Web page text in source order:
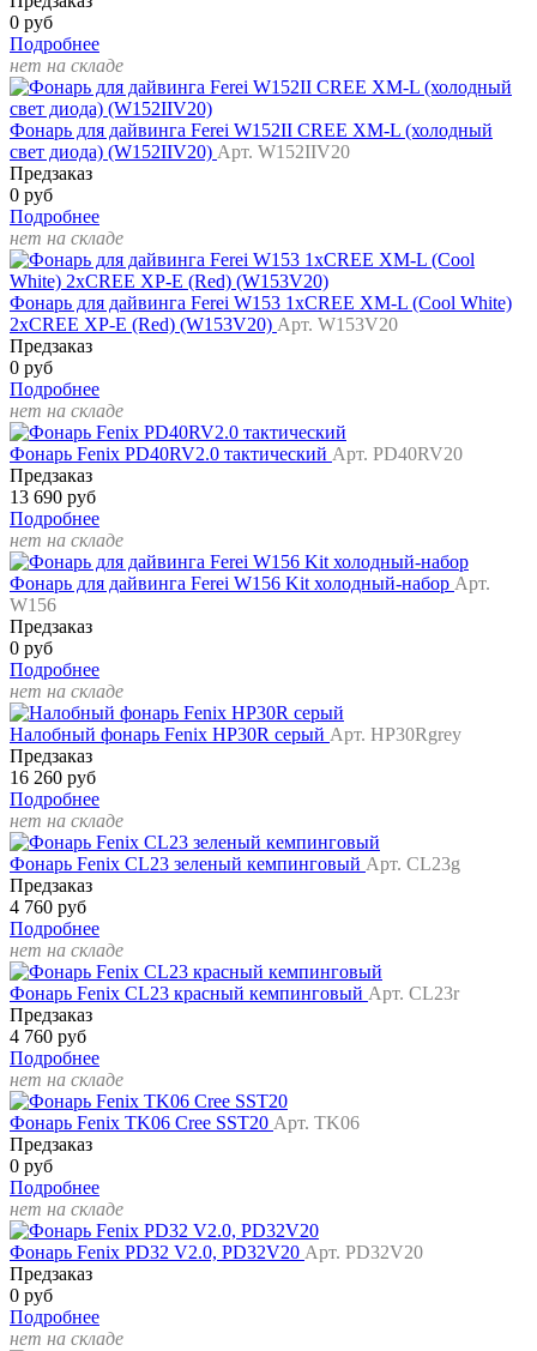
0 руб
Подробнее
нет на складе
Фонарь для дайвинга Ferei W152II CREE XM-L (холодный
свет диода) (W152IIV20) Арт. W152IIV20
Предзаказ
0 руб
Подробнее
нет на складе
Фонарь для дайвинга Ferei W153 1хCREE XM-L (Cool White)
2xCREE XP-E (Red) (W153V20) Арт. W153V20
Предзаказ
0 руб
Подробнее
нет на складе
Фонарь Fenix PD40RV2.0 тактический Арт. PD40RV20
Предзаказ
13 690 руб
Подробнее
нет на складе
Фонарь для дайвинга Ferei W156 Kit холодный-набор Арт.
W156
Предзаказ
0 руб
Подробнее
нет на складе
Налобный фонарь Fenix HP30R серый Арт. HP30Rgrey
Предзаказ
16 260 руб
Подробнее
нет на складе
Фонарь Fenix CL23 зеленый кемпинговый Арт. CL23g
Предзаказ
4 760 руб
Подробнее
нет на складе
Фонарь Fenix CL23 красный кемпинговый Арт. CL23r
Предзаказ
4 760 руб
Подробнее
нет на складе
Фонарь Fenix TK06 Cree SST20 Арт. TK06
Предзаказ
0 руб
Подробнее
нет на складе
Фонарь Fenix PD32 V2.0, PD32V20 Арт. PD32V20
Предзаказ
0 руб
Подробнее
нет на складе